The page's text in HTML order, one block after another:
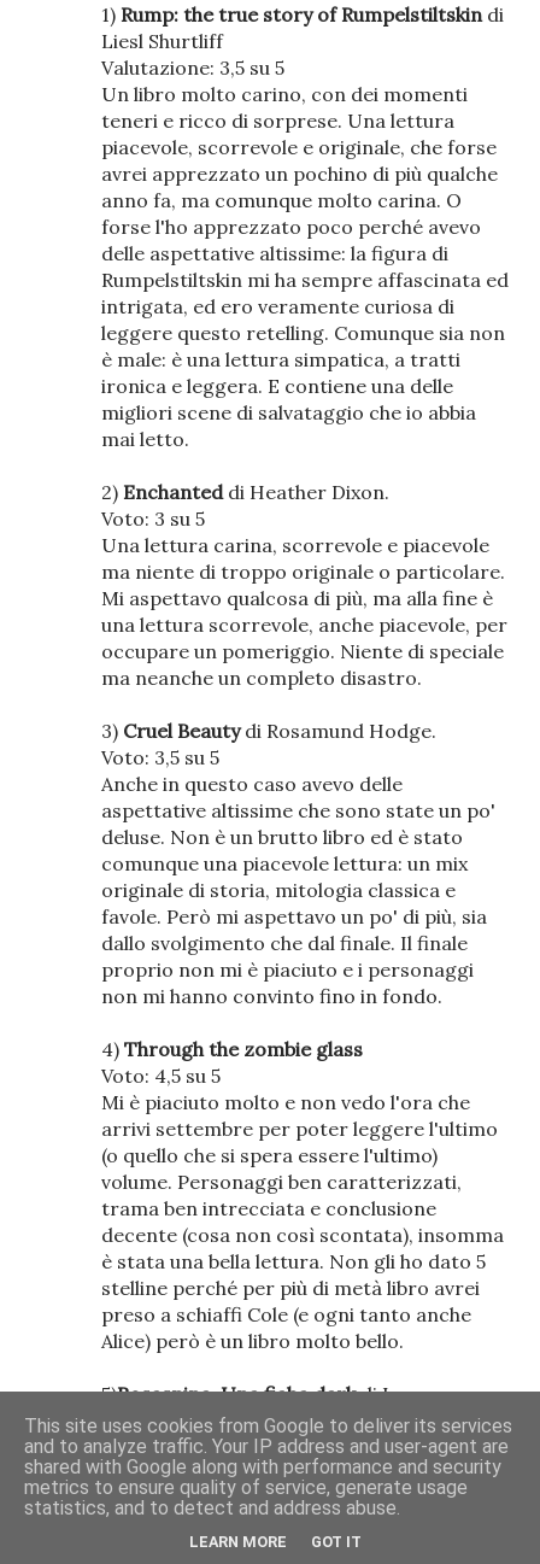
1) Rump: the true story of Rumpelstiltskin di
Liesl Shurtliff
Valutazione: 3,5 su 5
Un libro molto carino, con dei momenti
teneri e ricco di sorprese. Una lettura
piacevole, scorrevole e originale, che forse
avrei apprezzato un pochino di più qualche
anno fa, ma comunque molto carina. O
forse l'ho apprezzato poco perché avevo
delle aspettative altissime: la figura di
Rumpelstiltskin mi ha sempre affascinata ed
intrigata, ed ero veramente curiosa di
leggere questo retelling. Comunque sia non
è male: è una lettura simpatica, a tratti
ironica e leggera. E contiene una delle
migliori scene di salvataggio che io abbia
mai letto.
2) Enchanted di Heather Dixon.
Voto: 3 su 5
Una lettura carina, scorrevole e piacevole
ma niente di troppo originale o particolare.
Mi aspettavo qualcosa di più, ma alla fine è
una lettura scorrevole, anche piacevole, per
occupare un pomeriggio. Niente di speciale
ma neanche un completo disastro.
3) Cruel Beautydi Rosamund Hodge.
Voto: 3,5 su 5
Anche in questo caso avevo delle
aspettative altissime che sono state un po'
deluse. Non è un brutto libro ed è stato
comunque una piacevole lettura: un mix
originale di storia, mitologia classica e
favole. Però mi aspettavo un po' di più, sia
dallo svolgimento che dal finale. Il finale
proprio non mi è piaciuto e i personaggi
non mi hanno convinto fino in fondo.
4) Through the zombie glass
Voto: 4,5 su 5
Mi è piaciuto molto e non vedo l'ora che
arrivi settembre per poter leggere l'ultimo
(o quello che si spera essere l'ultimo)
volume. Personaggi ben caratterizzati,
trama ben intrecciata e conclusione
decente (cosa non così scontata), insomma
è stata una bella lettura. Non gli ho dato 5
stelline perché per più di metà libro avrei
preso a schiaffi Cole (e ogni tanto anche
Alice) però è un libro molto bello.
5)Rosaspina. Una fiaba darkdi Luana
Semprini.
Voto: 1 su 5.
Insulso. Personaggi che sono abbozzati più
che caratterizzati a dovere, svolgimento
particolarità degna di nota per quanto
This site uses cookies from Google to deliver its services
and to analyze traffic. Your IP address and user-agent are
shared with Google along with performance and security
metrics to ensure quality of service, generate usage
statistics, and to detect and address abuse.
LEARN MORE GOT IT